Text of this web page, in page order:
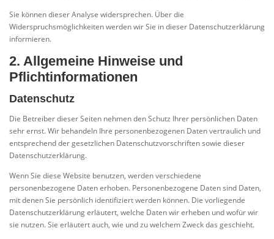
Sie können dieser Analyse widersprechen. Über die
Widerspruchsmöglichkeiten werden wir Sie in dieser Datenschutzerklärung
informieren.
2. Allgemeine Hinweise und
Pflichtinformationen
Datenschutz
Die Betreiber dieser Seiten nehmen den Schutz Ihrer persönlichen Daten
sehr ernst. Wir behandeln Ihre personenbezogenen Daten vertraulich und
entsprechend der gesetzlichen Datenschutzvorschriften sowie dieser
Datenschutzerklärung.
Wenn Sie diese Website benutzen, werden verschiedene
personenbezogene Daten erhoben. Personenbezogene Daten sind Daten,
mit denen Sie persönlich identifiziert werden können. Die vorliegende
Datenschutzerklärung erläutert, welche Daten wir erheben und wofür wir
sie nutzen. Sie erläutert auch, wie und zu welchem Zweck das geschieht.